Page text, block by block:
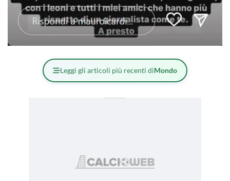
Leggi gli articoli più recenti diMondo